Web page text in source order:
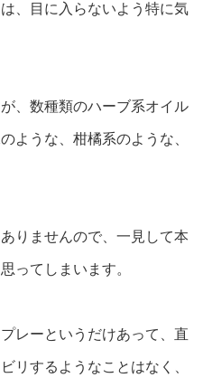
、目に入らないよう特に気
、数種類のハーブ系オイル
ような、柑橘系のような、
りませんので、一見して本
ってしまいます。
レーというだけあって、直
リするようなことはなく、